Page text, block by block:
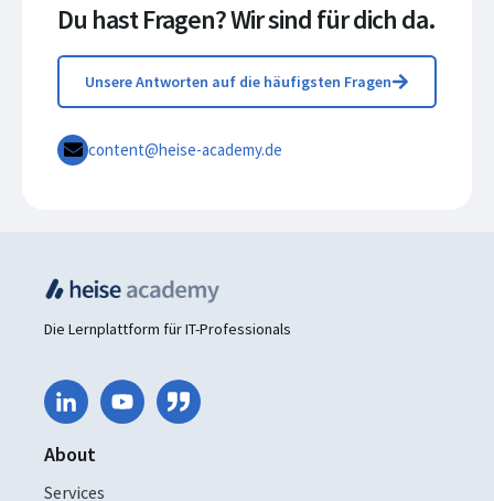
Du hast Fragen? Wir sind für dich da.
Unsere Antworten auf die häufigsten Fragen
content@heise-academy.de
Die Lernplattform für IT-Professionals
About
Services